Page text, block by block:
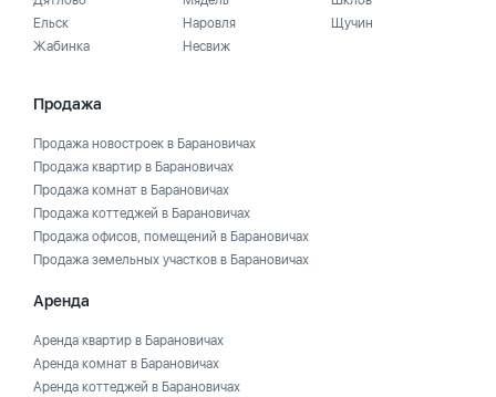
Ельск
Жабинка
Наровля
Несвиж
Щучин
Продажа
Продажа новостроек в Барановичах
Продажа квартир в Барановичах
Продажа комнат в Барановичах
Продажа коттеджей в Барановичах
Продажа офисов, помещений в Барановичах
Продажа земельных участков в Барановичах
Аренда
Аренда квартир в Барановичах
Аренда комнат в Барановичах
Аренда коттеджей в Барановичах